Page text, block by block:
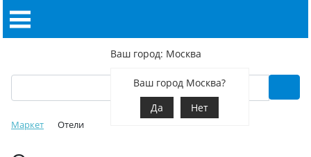
Ваш город: Москва
Ваш город Москва?
Да
Нет
Маркет Отели